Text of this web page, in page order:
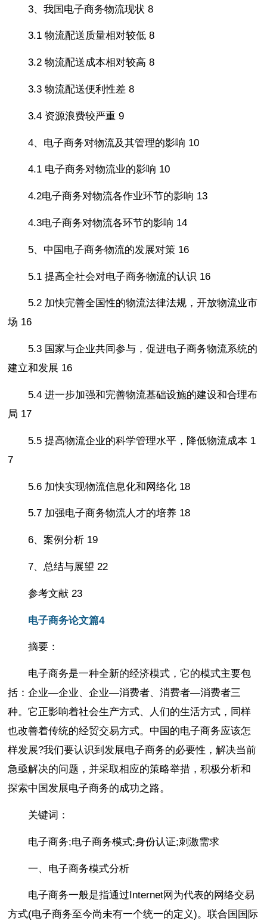
3、我国电子商务物流现状 8
3.1 物流配送质量相对较低 8
3.2 物流配送成本相对较高 8
3.3 物流配送便利性差 8
3.4 资源浪费较严重 9
4、电子商务对物流及其管理的影响 10
4.1 电子商务对物流业的影响 10
4.2电子商务对物流各作业环节的影响 13
4.3电子商务对物流各环节的影响 14
5、中国电子商务物流的发展对策 16
5.1 提高全社会对电子商务物流的认识 16
5.2 加快完善全国性的物流法律法规，开放物流业市
场 16
5.3 国家与企业共同参与，促进电子商务物流系统的
建立和发展 16
5.4 进一步加强和完善物流基础设施的建设和合理布
局 17
5.5 提高物流企业的科学管理水平，降低物流成本 1
7
5.6 加快实现物流信息化和网络化 18
5.7 加强电子商务物流人才的培养 18
6、案例分析 19
7、总结与展望 22
参考文献 23
电子商务论文篇4
摘要：
电子商务是一种全新的经济模式，它的模式主要包
括：企业—企业、企业—消费者、消费者—消费者三
种。它正影响着社会生产方式、人们的生活方式，同样
也改善着传统的经贸交易方式。中国的电子商务应该怎
样发展?我们要认识到发展电子商务的必要性，解决当前
急亟解决的问题，并采取相应的策略举措，积极分析和
探索中国发展电子商务的成功之路。
关键词：
电子商务;电子商务模式;身份认证;刺激需求
一、电子商务模式分析
电子商务一般是指通过Internet网为代表的网络交易
方式(电子商务至今尚未有一个统一的定义)。联合国国际